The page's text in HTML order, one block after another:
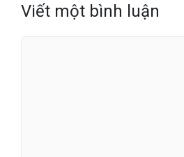
Viết một bình luận